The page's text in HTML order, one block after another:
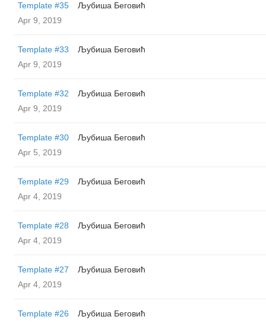
Template #35
Љубиша Беговић
Apr 9, 2019
Template #33
Љубиша Беговић
Apr 9, 2019
Template #32
Љубиша Беговић
Apr 9, 2019
Template #30
Љубиша Беговић
Apr 5, 2019
Template #29
Љубиша Беговић
Apr 4, 2019
Template #28
Љубиша Беговић
Apr 4, 2019
Template #27
Љубиша Беговић
Apr 4, 2019
Template #26
Љубиша Беговић